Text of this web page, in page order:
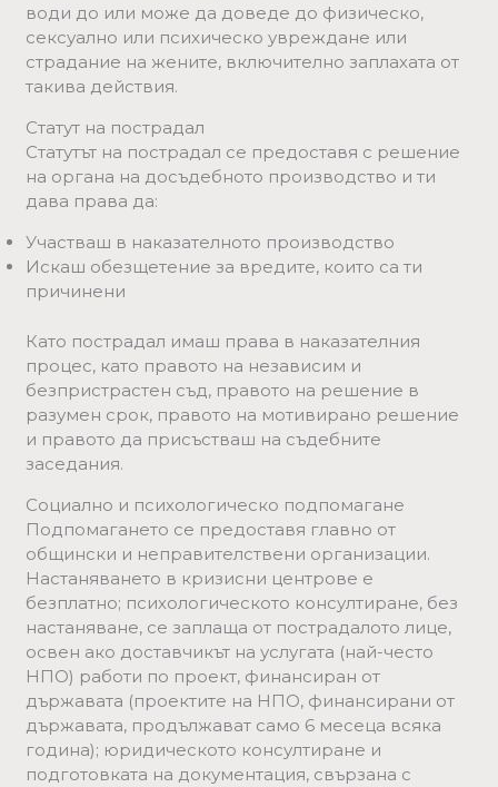
води до или може да доведе до физическо,
сексуално или психическо увреждане или
страдание на жените, включително заплахата от
такива действия.
Статут на пострадал
Статутът на пострадал се предоставя с решение
на органа на досъдебното производство и ти
дава права да:
Участваш в наказателното производство
Искаш обезщетение за вредите, които са ти
причинени
Като пострадал имаш права в наказателния
процес, като правото на независим и
безпристрастен съд, правото на решение в
разумен срок, правото на мотивирано решение
и правото да присъстваш на съдебните
заседания.
Социално и психологическо подпомагане
Подпомагането се предоставя главно от
общински и неправителствени организации.
Настаняването в кризисни центрове е
безплатно; психологическото консултиране, без
настаняване, се заплаща от пострадалото лице,
освен ако доставчикът на услугата (най-често
НПО) работи по проект, финансиран от
държавата (проектите на НПО, финансирани от
държавата, продължават само 6 месеца всяка
година); юридическото консултиране и
подготовката на документация, свързана с